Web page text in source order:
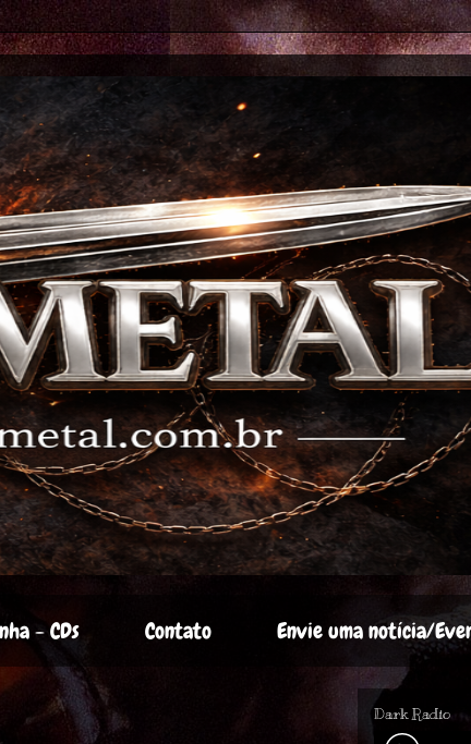
- CDs Contato Envie uma notícia/
Dark Radio